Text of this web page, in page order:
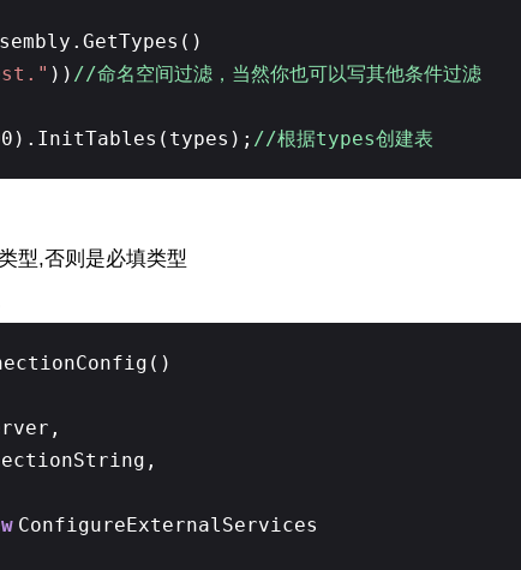
)) //命名空间过滤，当然你也可以写其他条件过滤
//根据types创建表
型,否则是必填类型
ConfigureExternalServices